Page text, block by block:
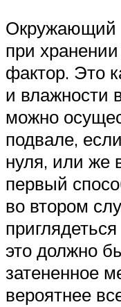
Окружающий
при
фактор. Это
и влажности
можно
подвале,
нуля, или же
первый
во втором
это должно
затененное
вероятнее